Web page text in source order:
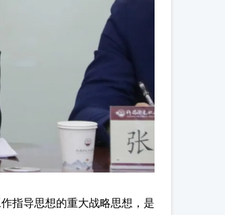
指导思想的重大战略思想，是